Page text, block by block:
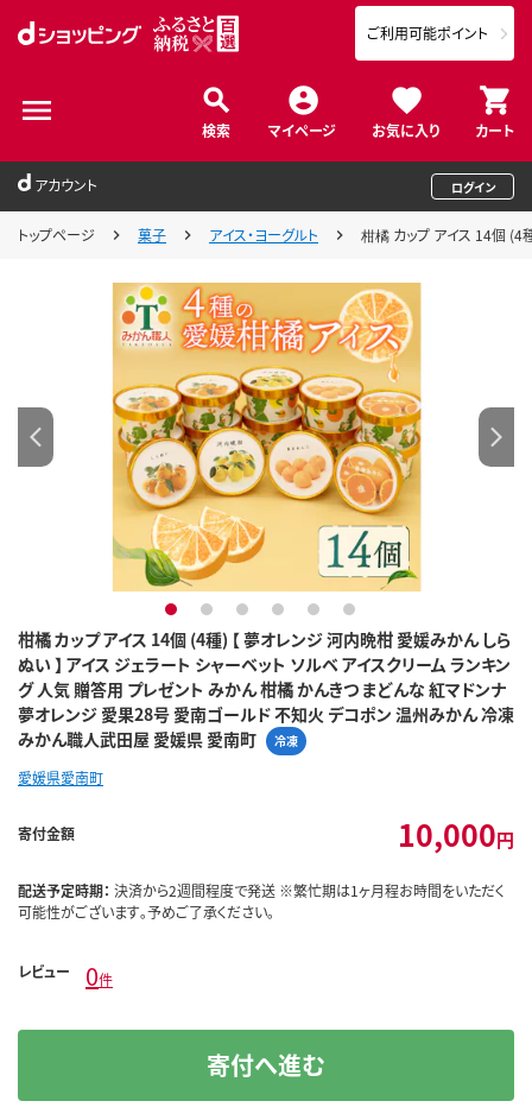
検索 マイページ お気に入り カート
ご利用可能ポイント
アカウント ログイン
トップページ 菓子 アイス・ヨーグルト 柑橘 カップ アイス 14個 (4
柑橘 カップ アイス 14個 (4種) 【 夢オレンジ 河内晩柑 愛媛みかん しら
ぬい 】 アイス ジェラート シャーベット ソルベ アイスクリーム ランキン
グ 人気 贈答用 プレゼント みかん 柑橘 かんきつ まどんな 紅マドンナ
夢オレンジ 愛果28号 愛南ゴールド 不知火 デコポン 温州みかん 冷凍
みかん職人武田屋 愛媛県 愛南町
冷凍
1 2 3 4 5 6
愛媛県愛南町
寄付金額 10,000円
配送予定時期： 決済から2週間程度で発送 ※繁忙期は1ヶ月程お時間をいただく
可能性がございます｡予めご了承ください｡
レビュー 0件
寄付へ進む